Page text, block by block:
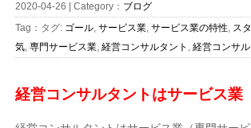
2020-04-26 | Category： ブログ
Tag：タグ: ゴール, サービス業, サービス業の特性, ス
気, 専門サービス業, 経営コンサルタント , 経営コンサ
経営コンサルタントはサービス業